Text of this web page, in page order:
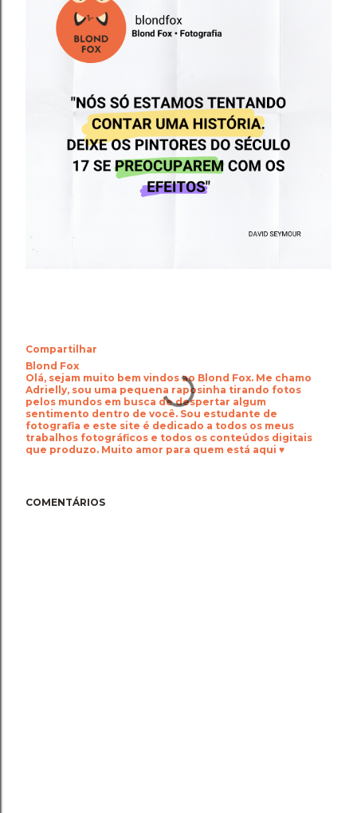
Compartilhar
Blond Fox
Olá, sejam muito bem vindos ao Blond Fox. Me chamo
Adrielly, sou uma pequena raposinha tirando fotos
pelos mundos em busca de despertar algum
sentimento dentro de você. Sou estudante de
fotografia e este site é dedicado a todos os meus
trabalhos fotográficos e todos os conteúdos digitais
que produzo. Muito amor para quem está aqui ♥
COMENTÁRIOS